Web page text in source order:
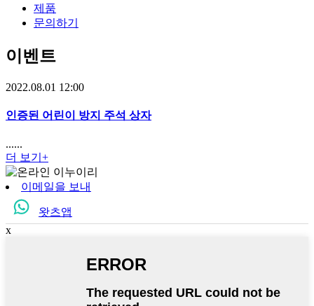
제품
문의하기
이벤트
2022.08.01 12:00
인증된 어린이 방지 주석 상자
......
더 보기+
이메일을 보내
왓츠앱
x